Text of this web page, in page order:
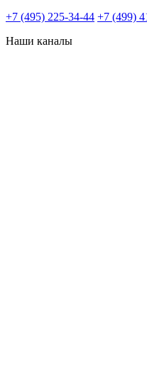
+7 (495) 225-34-44 +7 (499)
Наши каналы